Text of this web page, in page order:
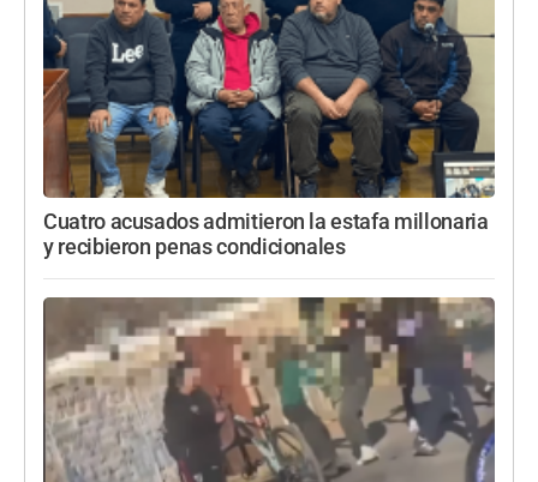
Cuatro acusados admitieron la estafa millonaria
y recibieron penas condicionales